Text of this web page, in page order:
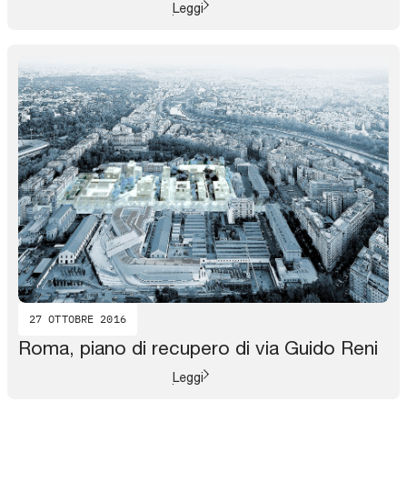
Leggi
27 OTTOBRE 2016
Roma, piano di recupero di via Guido Reni
Leggi